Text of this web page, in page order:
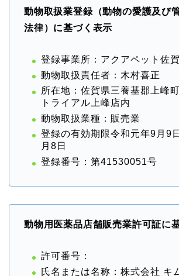
動物取扱業登録（動物の愛護及び
法律）に基づく表示
登録事業所：アクアペット佐賀
動物取扱責任者：木村喜正
所在地：佐賀県三養基郡上峰
トライアル上峰店内
動物取扱業種：販売業
登録の有効期限令和元年9月9
月8日
登録番号：第41530051号
動物用医薬品店舗販売業許可証に
許可番号：
氏名または名称：株式会社 キ